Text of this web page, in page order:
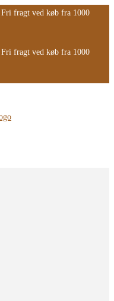
fragt ved køb fra 1000
fragt ved køb fra 1000